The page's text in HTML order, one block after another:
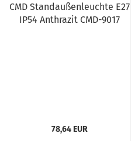
CMD Standaußenleuchte E27
IP54 Anthrazit CMD-9017
78,64 EUR